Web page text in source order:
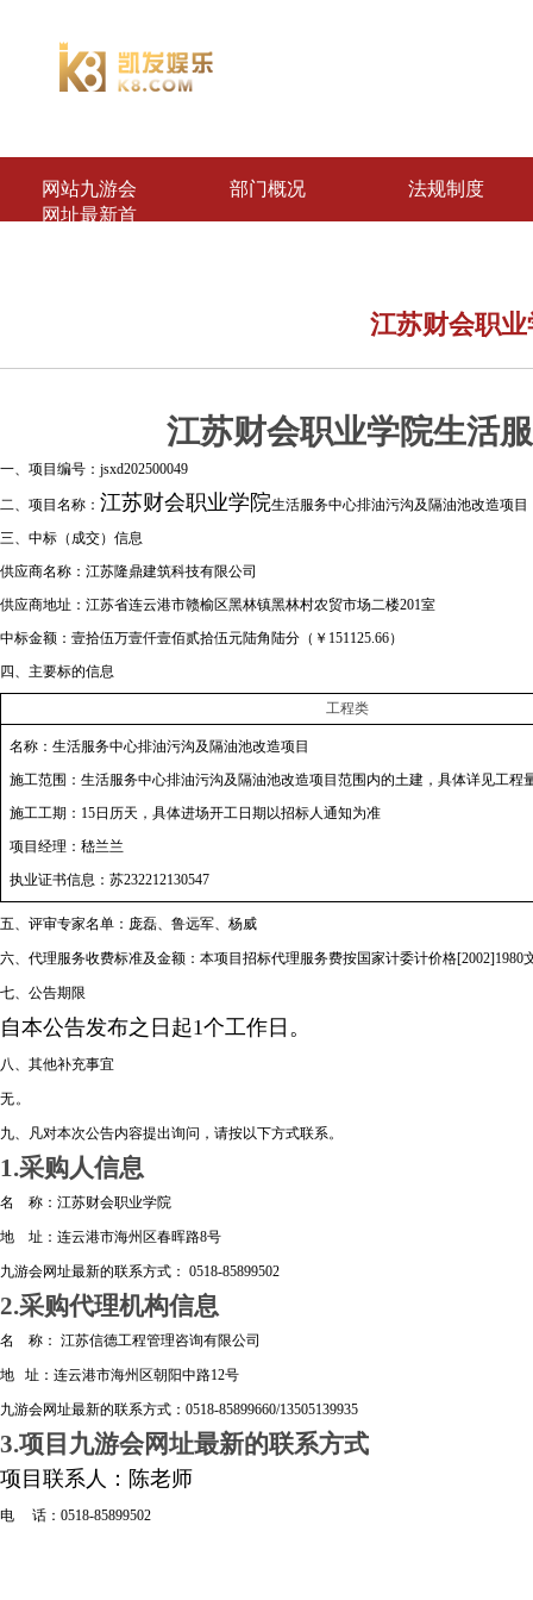
网站九游会
网址最新首
部门概况 法规制度
江苏财会职
江苏财会职业学院生活
一、项目编号：jsxd202500049
二、项目名称： 江苏财会职业学院生活服务中心排油污沟及隔油池改造项目
三、中标（成交）信息
供应商名称：江苏隆鼎建筑科技有限公司
供应商地址：江苏省连云港市赣榆区黑林镇黑林村农贸市场二楼201室
中标金额：壹拾伍万壹仟壹佰贰拾伍元陆角陆分（￥151125.66）
四、主要标的信息
工程类
名称：生活服务中心排油污沟及隔油池改造项目
施工范围：生活服务中心排油污沟及隔油池改造项目范围内的土建，具体详见工程
施工工期：15日历天，具体进场开工日期以招标人通知为准
项目经理：嵇兰兰
执业证书信息：苏232212130547
五、评审专家名单：庞磊、鲁远军、杨威
六、代理服务收费标准及金额：本项目招标代理服务费按国家计委计价格
七、公告期限
自本公告发布之日起1个工作日。
八、其他补充事宜
无。
九、凡对本次公告内容提出询问，请按以下方式联系。
1.采购人信息
名 称：江苏财会职业学院
地 址：连云港市海州区春晖路8号
九游会网址最新的联系方式： 0518-85899502
2.采购代理机构信息
名 称： 江苏信德工程管理咨询有限公司
地 址：连云港市海州区朝阳中路12号
九游会网址最新的联系方式：0518-85899660/13505139935
3.项目九游会网址最新的联系方式
项目联系人：陈老师
电 话：0518-85899502